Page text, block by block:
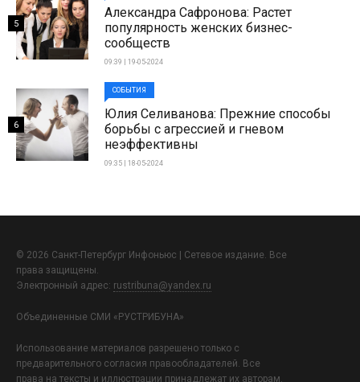
Александра Сафронова: Растет
популярность женских бизнес-
сообществ
09:39 | 19-05-2024
5
СОБЫТИЯ
Юлия Селиванова: Прежние способы
борьбы с агрессией и гневом
неэффективны
09:35 | 18-05-2024
6
© 2026 Санкт-Петербург Инфоньюс | Сетевое издание. Все
права защищены.
Электронный адрес: rustribuna@yandex.ru
Объединенные СМИ «РУСТРИБУНА»
Использование материалов разрешено только с
предварительного согласия правообладателей. Все
права на тексты и иллюстрации принадлежат их авторам.